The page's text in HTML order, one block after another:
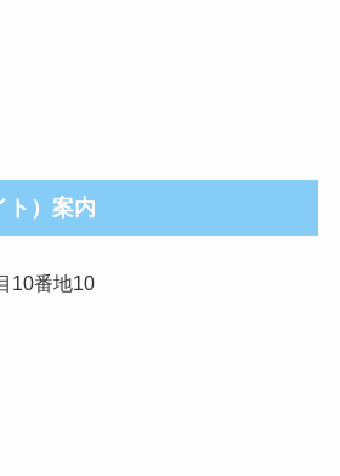
ト）案内
10番地10